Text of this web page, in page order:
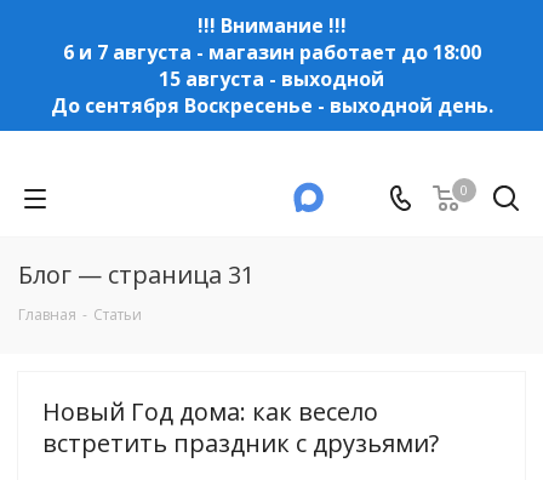
!!! Внимание !!!
6 и 7 августа - магазин работает до 18:00
15 августа - выходной
До сентября Воскресенье - выходной день.
0
Блог — страница 31
Главная - Статьи
Новый Год дома: как весело
встретить праздник с друзьями?